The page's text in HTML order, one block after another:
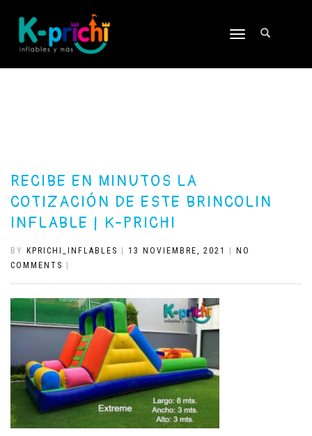
TOGGLE
RECIBE EN MINUTOS LA
COTIZACIÓN DE ESTE BRINCOLIN
INFLABLE | K-PRICHI
BY KPRICHI_INFLABLES 13 NOVIEMBRE, 2021
NO
COMMENTS